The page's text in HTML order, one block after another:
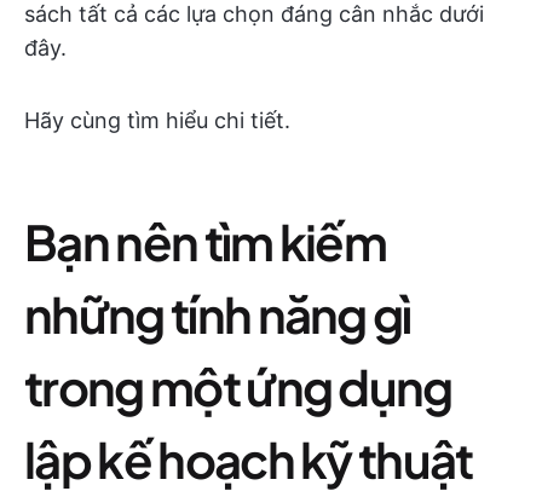
sách tất cả các lựa chọn đáng cân nhắc dưới
đây.
Hãy cùng tìm hiểu chi tiết.
Bạn nên tìm kiếm
những tính năng gì
trong một ứng dụng
lập kế hoạch kỹ thuật